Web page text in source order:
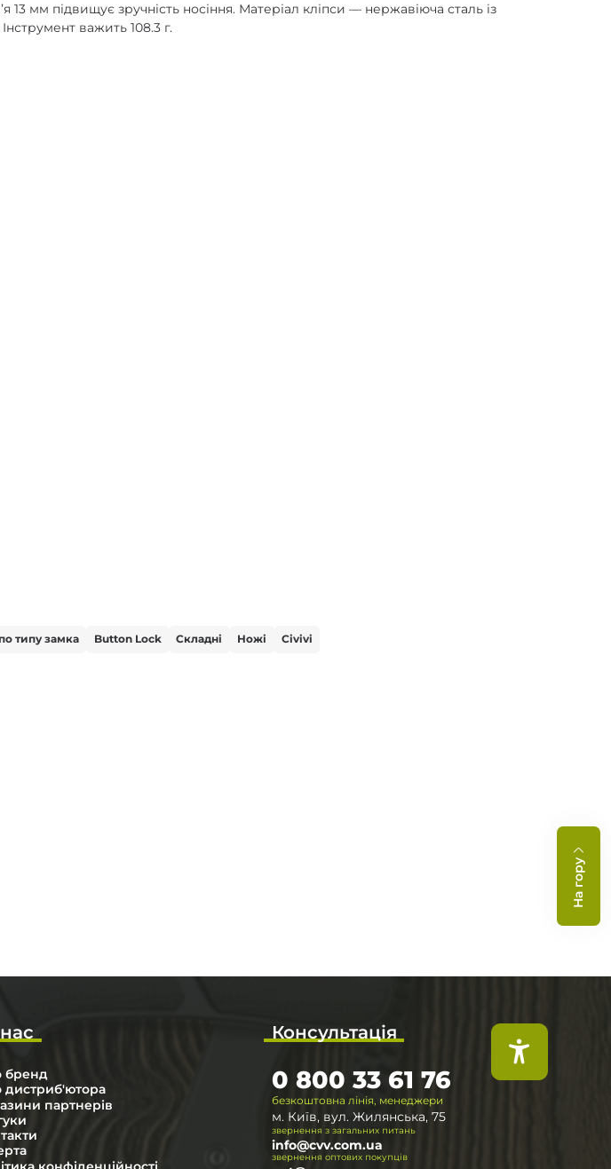
мм підвищує зручність носіння. Матеріал кліпси — нержавіюча сталь із
важить 108.3 г.
типу замка Button Lock Складні Ножі Civivi
На гору
бренд
дистриб'ютора
партнерів
Консультація
безкоштовна лінія, менеджери
0 800 33 61 76
м. Київ, вул. Жилянська, 75
звернення з загальних питань
info@cvv.com.ua
звернення оптових покупців